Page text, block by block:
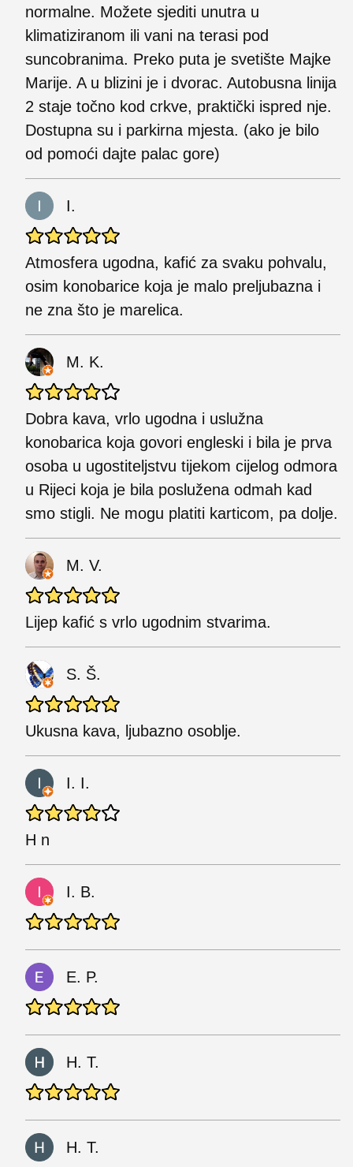
normalne. Možete sjediti unutra u
klimatiziranom ili vani na terasi pod
suncobranima. Preko puta je svetište Majke
Marije. A u blizini je i dvorac. Autobusna linija
2 staje točno kod crkve, praktički ispred nje.
Dostupna su i parkirna mjesta. (ako je bilo
od pomoći dajte palac gore)
I.
Atmosfera ugodna, kafić za svaku pohvalu,
osim konobarice koja je malo preljubazna i
ne zna što je marelica.
M. K.
Dobra kava, vrlo ugodna i uslužna
konobarica koja govori engleski i bila je prva
osoba u ugostiteljstvu tijekom cijelog odmora
u Rijeci koja je bila poslužena odmah kad
smo stigli. Ne mogu platiti karticom, pa dolje.
M. V.
Lijep kafić s vrlo ugodnim stvarima.
S. Š.
Ukusna kava, ljubazno osoblje.
I. I.
H n
I. B.
E. P.
H. T.
H. T.